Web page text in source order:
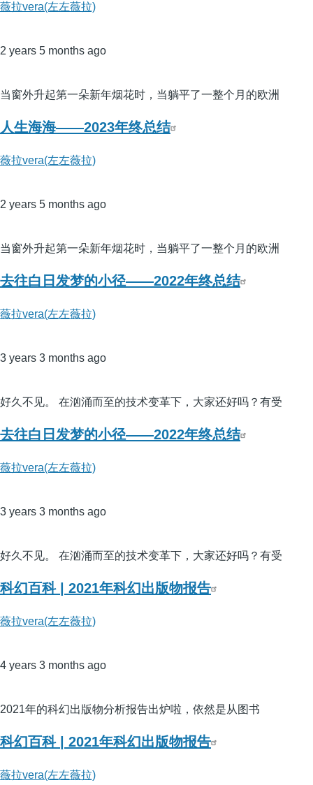
薇拉vera(左左薇拉)
2 years 5 months ago
当窗外升起第一朵新年烟花时，当躺平了一整个月的欧洲
人生海海——2023年终总结
薇拉vera(左左薇拉)
2 years 5 months ago
当窗外升起第一朵新年烟花时，当躺平了一整个月的欧洲
去往白日发梦的小径——2022年终总结
薇拉vera(左左薇拉)
3 years 3 months ago
好久不见。 在汹涌而至的技术变革下，大家还好吗？有受
去往白日发梦的小径——2022年终总结
薇拉vera(左左薇拉)
3 years 3 months ago
好久不见。 在汹涌而至的技术变革下，大家还好吗？有受
科幻百科 | 2021年科幻出版物报告
薇拉vera(左左薇拉)
4 years 3 months ago
2021年的科幻出版物分析报告出炉啦，依然是从图书
科幻百科 | 2021年科幻出版物报告
薇拉vera(左左薇拉)